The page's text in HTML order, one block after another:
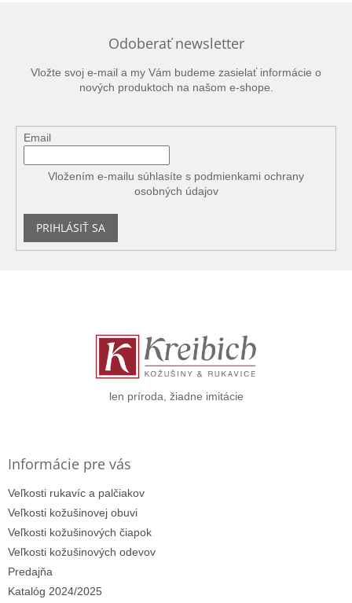
Odoberať newsletter
Vložte svoj e-mail a my Vám budeme zasielať informácie o
nových produktoch na našom e-shope.
Email
Vložením e-mailu súhlasíte s podmienkami ochrany
osobných údajov
PRIHLÁSIŤ SA
len príroda, žiadne imitácie
Informácie pre vás
Veľkosti rukavíc a palčiakov
Veľkosti kožušinovej obuvi
Veľkosti kožušinových čiapok
Veľkosti kožušinových odevov
Predajňa
Katalóg 2024/2025